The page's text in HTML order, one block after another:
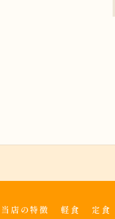
当店の特徴 軽食 定食